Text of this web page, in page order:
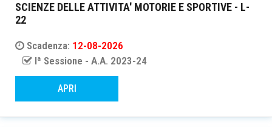
SCIENZE DELLE ATTIVITA' MOTORIE E SPORTIVE - L-
22
Scadenza: 12-08-2026
Iª Sessione - A.A. 2023-24
APRI